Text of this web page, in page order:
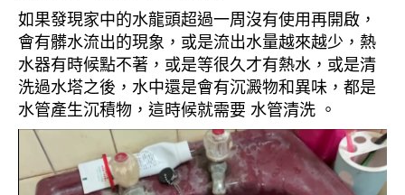
如果發現家中的水龍頭超過一周沒有使用再開啟，
會有髒水流出的現象，或是流出水量越來越少，熱
水器有時候點不著，或是等很久才有熱水，或是清
洗過水塔之後，水中還是會有沉澱物和異味，都是
水管產生沉積物，這時候就需要 水管清洗 。